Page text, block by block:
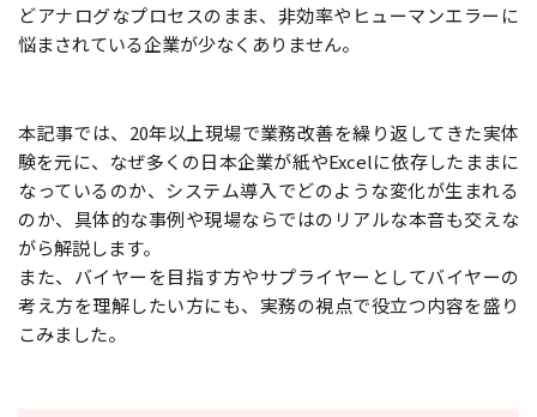
どアナログなプロセスのまま、非効率やヒューマンエラーに
悩まされている企業が少なくありません。
本記事では、20年以上現場で業務改善を繰り返してきた実体
験を元に、なぜ多くの日本企業が紙やExcelに依存したままに
なっているのか、システム導入でどのような変化が生まれる
のか、具体的な事例や現場ならではのリアルな本音も交えな
がら解説します。
また、バイヤーを目指す方やサプライヤーとしてバイヤーの
考え方を理解したい方にも、実務の視点で役立つ内容を盛り
こみました。